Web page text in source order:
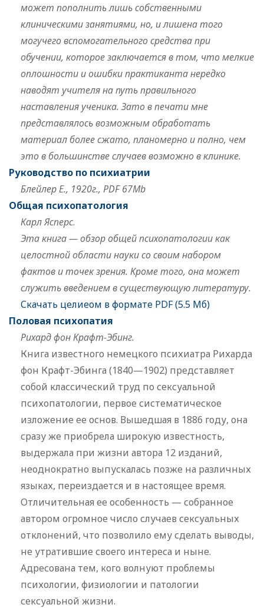
может пополнить лишь собственными
клиническими занятиями, но, и лишена того
могучего вспомогательного средства при
обучении, которое заключается в том, что мелкие
оплошности и ошибки практиканта нередко
наводят учителя на путь правильного
наставления ученика. Зато в печати мне
представлялось возможным обработать
материал более сжато, планомерно и полно, чем
это в большинстве случаев возможно в клинике.
Руководство по психиатрии
Блейлер Е., 1920г., PDF 67Mb
Общая психопатология
Карл Ясперс.
Эта книга — обзор общей психопатологии как
целостной области науки со своим набором
фактов и точек зрения. Кроме того, она может
служить введением в существующую литературу.
Скачать целиеом в формате PDF (5.5 Мб)
Половая психопатия
Рихард фон Крафт-Эбинг.
Книга известного немецкого психиатра Рихарда
фон Крафт-Эбинга (1840—1902) представляет
собой классический труд по сексуальной
психопатологии, первое систематическое
изложение ее основ. Вышедшая в 1886 году, она
сразу же приобрела широкую известность,
выдержала при жизни автора 12 изданий,
неоднократно выпускалась позже на различных
языках, переиздается и в настоящее время.
Отличительная ее особенность — собранное
автором огромное число случаев сексуальных
отклонений, что позволило ему сделать выводы,
не утратившие своего интереса и ныне.
Адресована тем, кого волнуют проблемы
психологии, физиологии и патологии
сексуальной жизни.